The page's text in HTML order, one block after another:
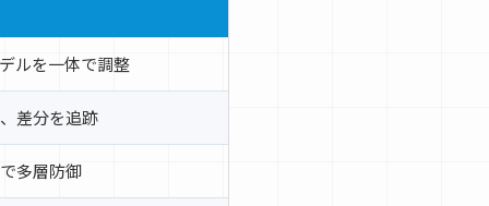
ルを一体で調整
差分を追跡
多層防御